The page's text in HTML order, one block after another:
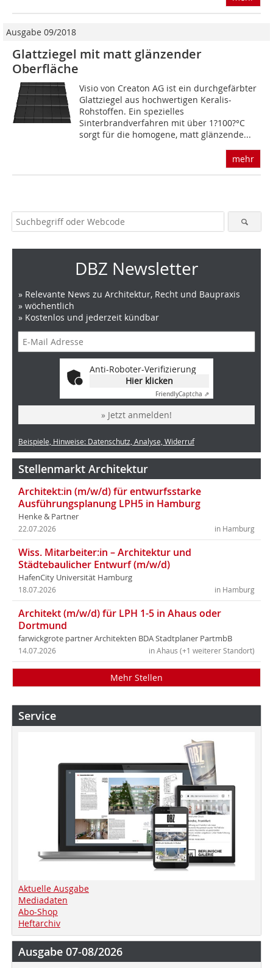
Ausgabe 09/2018
Glattziegel mit matt glänzender
Oberfläche
Visio von Creaton AG ist ein durchgefärbter
Glattziegel aus hochwertigen Keralis-
Rohstoffen. Ein spezielles
Sinterbrandverfahren mit über 1?100?°C
sorgt für die homogene, matt glänzende...
mehr
DBZ Newsletter
» Relevante News zu Architektur, Recht und Baupraxis
» wöchentlich
» Kostenlos und jederzeit kündbar
Anti-Roboter-Verifizierung
Hier klicken
FriendlyCaptcha ⇗
» Jetzt anmelden!
Beispiele, Hinweise: Datenschutz, Analyse, Widerruf
Stellenmarkt Architektur
Architekt:in (m/w/d) für entwurfsstarke
Ausführungsplanung LPH5 in Hamburg
Henke & Partner
in Hamburg
22.07.2026
Wiss. Mitarbeiter:in – Architektur und
Städtebaulicher Entwurf (m/w/d)
HafenCity Universität Hamburg
in Hamburg
18.07.2026
Architekt (m/w/d) für LPH 1-5 in Ahaus oder
Dortmund
farwickgrote partner Architekten BDA Stadtplaner PartmbB
in Ahaus (+1 weiterer Standort)
14.07.2026
Mehr Stellen
Service
Aktuelle Ausgabe
Mediadaten
Abo-Shop
Heftarchiv
Ausgabe 07-08/2026